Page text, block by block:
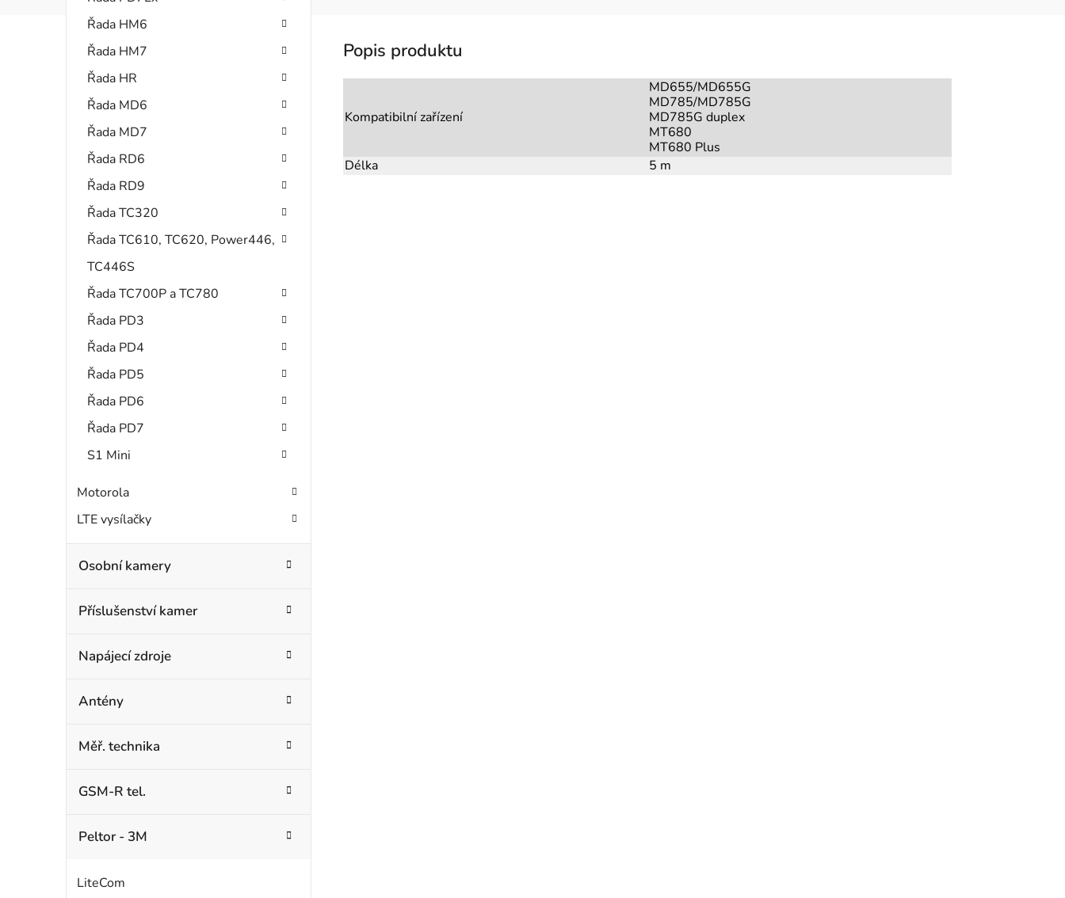
Řada HM6
Řada HM7
Řada HR
Řada MD6
Řada MD7
Řada RD6
Řada RD9
Řada TC320
Řada TC610, TC620, Power446,
TC446S
Řada TC700P a TC780
Řada PD3
Řada PD4
Řada PD5
Řada PD6
Řada PD7
S1 Mini
Motorola
LTE vysílačky
Osobní kamery
Příslušenství kamer
Napájecí zdroje
Antény
Měř. technika
GSM-R tel.
Peltor - 3M
LiteCom
Kompatibilní zařízení
MD655/MD655G
MD785/MD785G
MD785G duplex
MT680
MT680 Plus
Délka
5 m